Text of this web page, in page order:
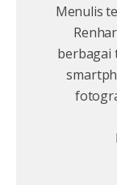
Menulis
berbagai